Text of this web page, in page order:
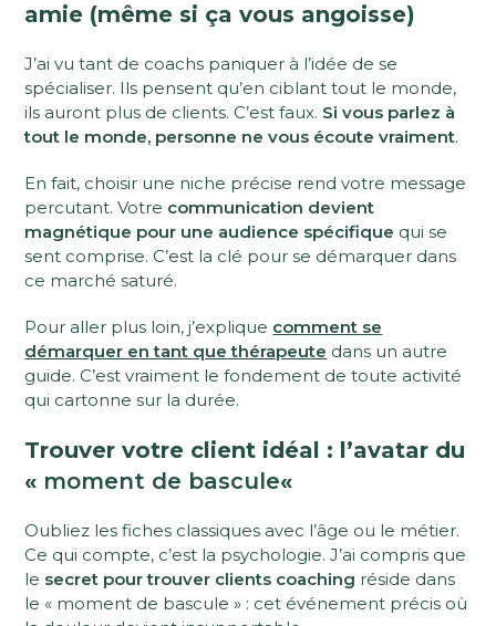
amie (même si ça vous angoisse)
J’ai vu tant de coachs paniquer à l’idée de se
spécialiser. Ils pensent qu’en ciblant tout le monde,
ils auront plus de clients. C’est faux. Si vous parlez à
tout le monde, personne ne vous écoute vraiment.
En fait, choisir une niche précise rend votre message
percutant. Votre communication devient
magnétique pour une audience spécifique qui se
sent comprise. C’est la clé pour se démarquer dans
ce marché saturé.
Pour aller plus loin, j’explique comment se
démarquer en tant que thérapeute dans un autre
guide. C’est vraiment le fondement de toute activité
qui cartonne sur la durée.
Trouver votre client idéal : l’avatar du
« moment de bascule«
Oubliez les fiches classiques avec l’âge ou le métier.
Ce qui compte, c’est la psychologie. J’ai compris que
le secret pour trouver clients coaching réside dans
le « moment de bascule » : cet événement précis où